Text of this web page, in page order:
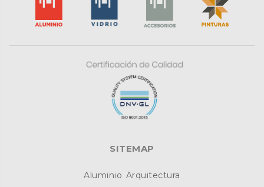
SITEMAP
Aluminio Arquitectura